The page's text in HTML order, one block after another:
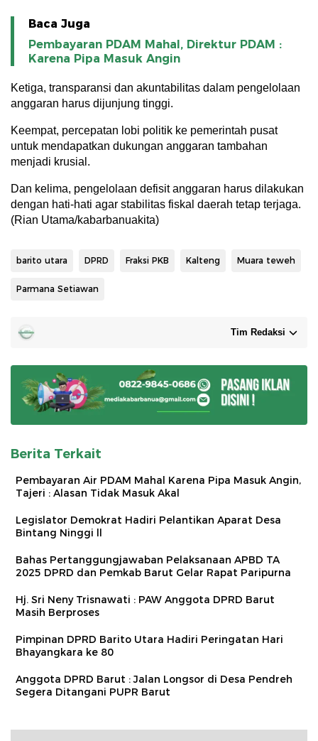
Baca Juga
Pembayaran PDAM Mahal, Direktur PDAM :
Karena Pipa Masuk Angin
Ketiga, transparansi dan akuntabilitas dalam pengelolaan
anggaran harus dijunjung tinggi.
Keempat, percepatan lobi politik ke pemerintah pusat
untuk mendapatkan dukungan anggaran tambahan
menjadi krusial.
Dan kelima, pengelolaan defisit anggaran harus dilakukan
dengan hati-hati agar stabilitas fiskal daerah tetap terjaga.
(Rian Utama/kabarbanuakita)
barito utara DPRD Fraksi PKB Kalteng Muara teweh
Parmana Setiawan
Tim Redaksi
Berita Terkait
Pembayaran Air PDAM Mahal Karena Pipa Masuk Angin,
Tajeri : Alasan Tidak Masuk Akal
Legislator Demokrat Hadiri Pelantikan Aparat Desa
Bintang Ninggi ll
Bahas Pertanggungjawaban Pelaksanaan APBD TA
2025 DPRD dan Pemkab Barut Gelar Rapat Paripurna
Hj. Sri Neny Trisnawati : PAW Anggota DPRD Barut
Masih Berproses
Pimpinan DPRD Barito Utara Hadiri Peringatan Hari
Bhayangkara ke 80
Anggota DPRD Barut : Jalan Longsor di Desa Pendreh
Segera Ditangani PUPR Barut